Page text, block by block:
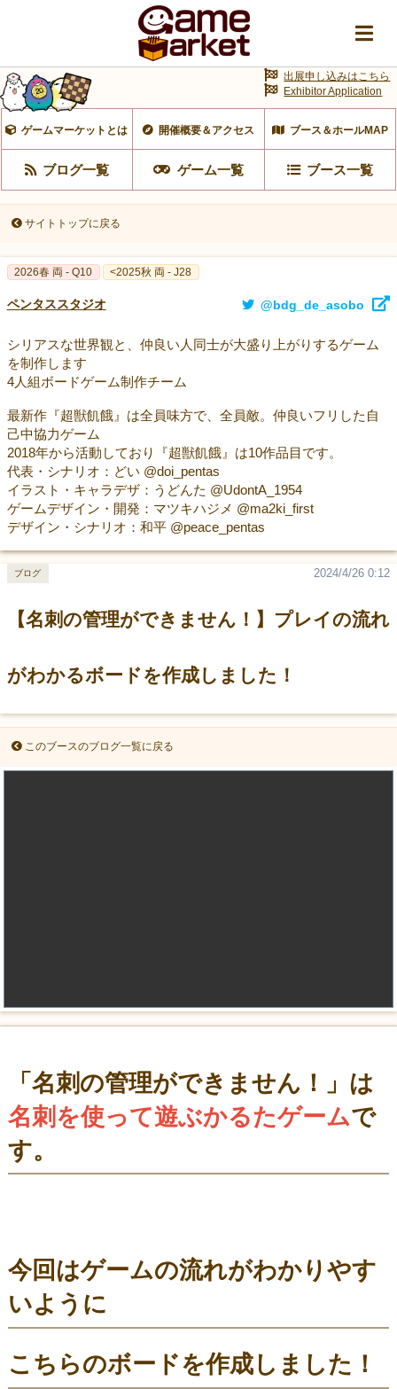
ゲームマーケットとは 開催概要＆アクセス ブース＆ホールMAP
ブログ一覧 ゲーム一覧 ブース一覧
出展申し込みはこちら
Exhibitor Application
サイトトップに戻る
2026春 両 - Q10 <2025秋 両 - J28
ペンタススタジオ @bdg_de_asobo
シリアスな世界観と、仲良い人同士が大盛り上がりするゲーム
を制作します
4人組ボードゲーム制作チーム
最新作『超獣飢餓』は全員味方で、全員敵。仲良いフリした自
己中協力ゲーム
2018年から活動しており『超獣飢餓』は10作品目です。
代表・シナリオ：どい @doi_pentas
イラスト・キャラデザ：うどんた @UdontA_1954
ゲームデザイン・開発：マツキハジメ @ma2ki_first
デザイン・シナリオ：和平 @peace_pentas
【名刺の管理ができません！】プレイの流れ
がわかるボードを作成しました！
2024/4/26 0:12
ブログ
このブースのブログ一覧に戻る
「名刺の管理ができません！」は
名刺を使って遊ぶかるたゲームで
す。
今回はゲームの流れがわかりやす
いように
こちらのボードを作成しました！